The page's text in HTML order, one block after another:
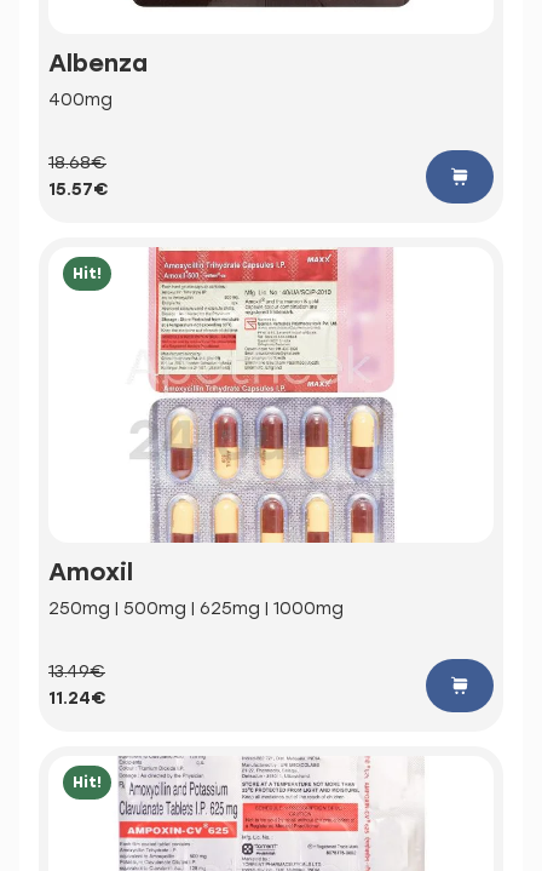
Albenza
400mg
18.68€
15.57€
Hit!
Amoxil
250mg | 500mg | 625mg | 1000mg
13.49€
11.24€
Hit!